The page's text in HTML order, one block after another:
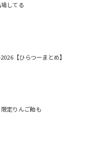
してる
【ひらつーまとめ】
定りんご飴も